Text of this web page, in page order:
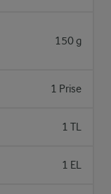
150 g
1 Prise
1 TL
1 EL